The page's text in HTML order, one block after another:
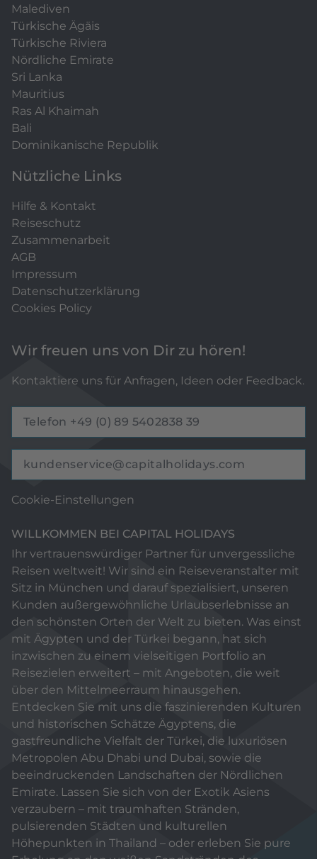
Malediven
Türkische Ägäis
Türkische Riviera
Nördliche Emirate
Sri Lanka
Mauritius
Ras Al Khaimah
Bali
Dominikanische Republik
Nützliche Links
Hilfe & Kontakt
Reiseschutz
Zusammenarbeit
AGB
Impressum
Datenschutzerklärung
Cookies Policy
Wir freuen uns von Dir zu hören!
Kontaktiere uns für Anfragen, Ideen oder Feedback.
Telefon +49 (0) 89 5402838 39
kundenservice@capitalholidays.com
Cookie-Einstellungen
WILLKOMMEN BEI CAPITAL HOLIDAYS
Ihr vertrauenswürdiger Partner für unvergessliche
Reisen weltweit! Wir sind ein Reiseveranstalter mit
Sitz in München und darauf spezialisiert, unseren
Kunden außergewöhnliche Urlaubserlebnisse an
den schönsten Orten der Welt zu bieten. Was einst
mit Ägypten und der Türkei begann, hat sich
inzwischen zu einem vielseitigen Portfolio an
Reisezielen erweitert – mit Angeboten, die weit
über den Mittelmeerraum hinausgehen.
Entdecken Sie mit uns die faszinierenden Kulturen
und historischen Schätze Ägyptens, die
gastfreundliche Vielfalt der Türkei, die luxuriösen
Metropolen Abu Dhabi und Dubai, sowie die
beeindruckenden Landschaften der Nördlichen
Emirate. Lassen Sie sich von der Exotik Asiens
verzaubern – mit traumhaften Stränden,
pulsierenden Städten und kulturellen
Höhepunkten in Thailand – oder erleben Sie pure